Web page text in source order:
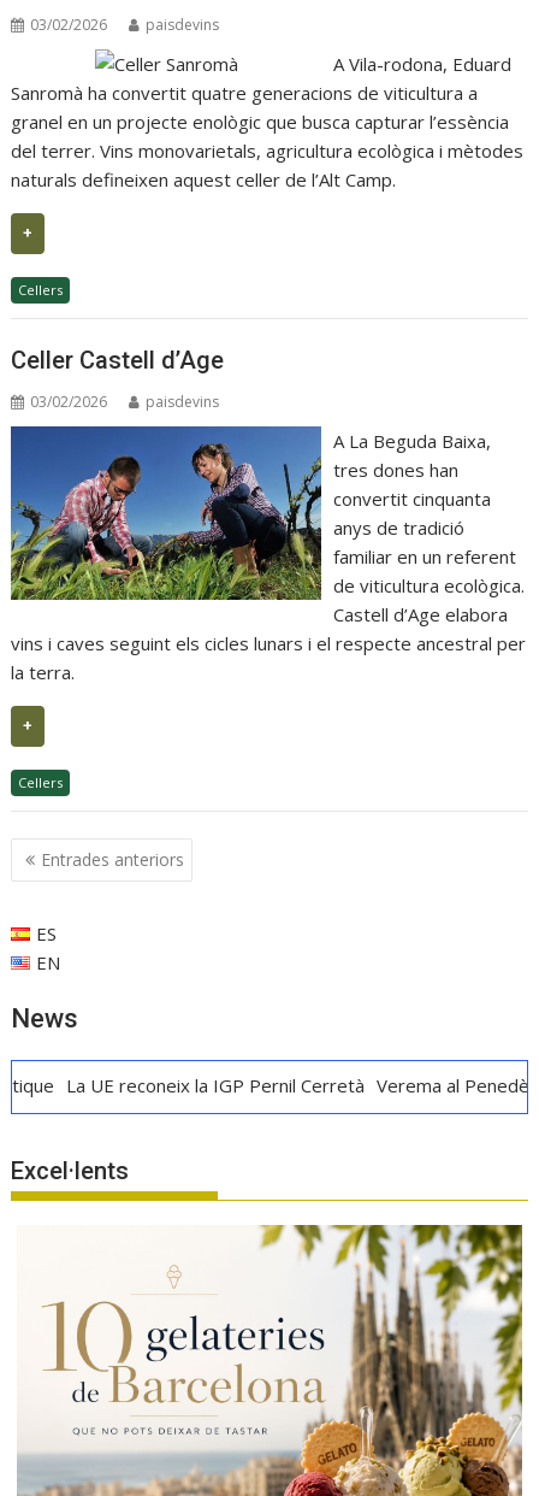
03/02/2026 paisdevins
A Vila-rodona, Eduard
Sanromà ha convertit quatre generacions de viticultura a
granel en un projecte enològic que busca capturar l’essència
del terrer. Vins monovarietals, agricultura ecològica i mètodes
naturals defineixen aquest celler de l’Alt Camp.
+
Cellers
Celler Castell d’Age
03/02/2026 paisdevins
A La Beguda Baixa,
tres dones han
convertit cinquanta
anys de tradició
familiar en un referent
de viticultura ecològica.
Castell d’Age elabora
vins i caves seguint els cicles lunars i el respecte ancestral per
la terra.
+
Cellers
Navegació
d'entrades
Entrades anteriors
ES
EN
News
La UE reconeix la IGP Pernil Cerretà Verema al Penedès: vi,
Excel·lents